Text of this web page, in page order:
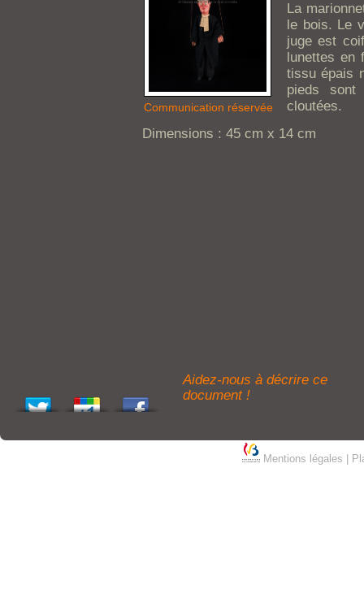
Communication réservée
La
le bois. Le
juge est
lunettes en
tissu épais
pieds sont
cloutées.
Dimensions : 45 cm x 14 cm
Aidez-nous à décrire ce
document !
Mentions légales